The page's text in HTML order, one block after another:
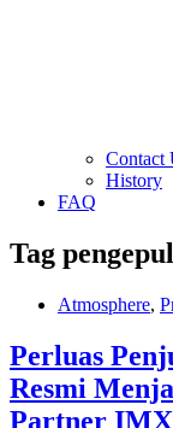
Contact
History
FAQ
Tag
Atmosphere,
Perluas
Resmi
Partner IMX